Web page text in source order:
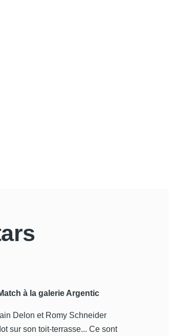
à la galerie Argentic
Delon et Romy Schneider
sur son toit-terrasse... Ce sont